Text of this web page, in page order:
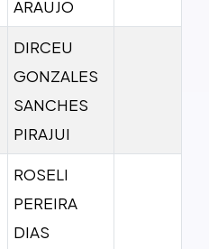
ARAUJO
DIRCEU
GONZALES
SANCHES
PIRAJUI
ROSELI
PEREIRA
DIAS